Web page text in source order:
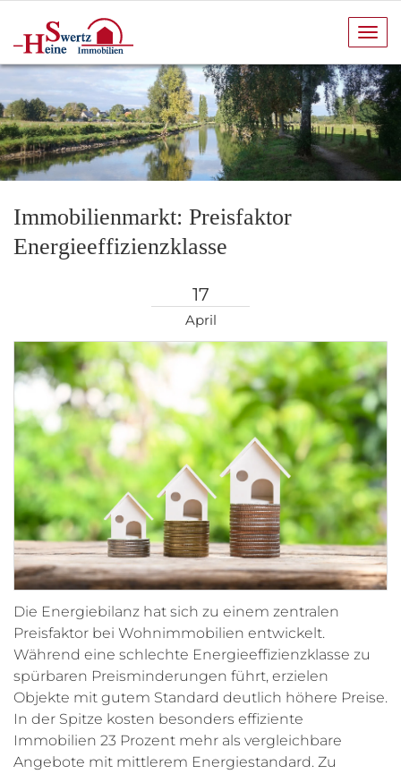
Immobilienmarkt: Preisfaktor
Energieeffizienzklasse
17
April
Die Energiebilanz hat sich zu einem zentralen
Preisfaktor bei Wohnimmobilien entwickelt.
Während eine schlechte Energieeffizienzklasse zu
spürbaren Preisminderungen führt, erzielen
Objekte mit gutem Standard deutlich höhere Preise.
In der Spitze kosten besonders effiziente
Immobilien 23 Prozent mehr als vergleichbare
Angebote mit mittlerem Energiestandard. Zu